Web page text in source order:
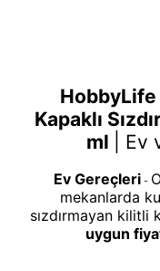
Kapaklı
ml
Ev
Ev Gereçleri -
mekanlarda
sızdırmayan kilitli
uygun